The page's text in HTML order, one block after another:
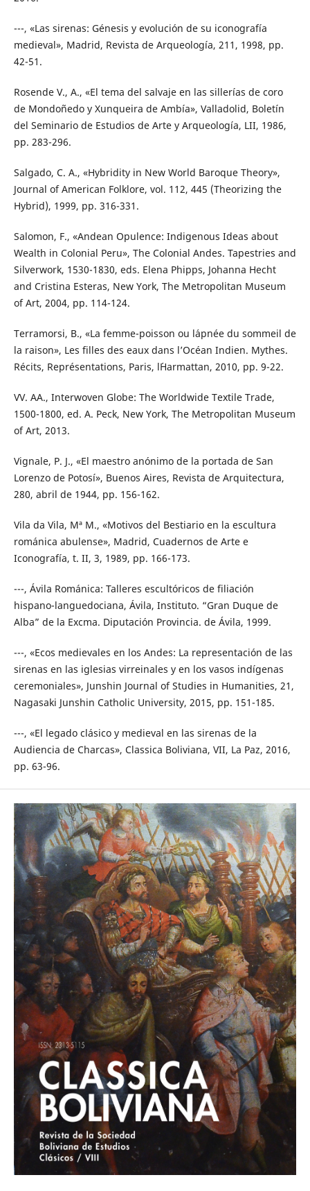
---, «Las sirenas: Génesis y evolución de su iconografía
medieval», Madrid, Revista de Arqueología, 211, 1998, pp.
42-51.
Rosende V., A., «El tema del salvaje en las sillerías de coro
de Mondoñedo y Xunqueira de Ambía», Valladolid, Boletín
del Seminario de Estudios de Arte y Arqueología, LII, 1986,
pp. 283-296.
Salgado, C. A., «Hybridity in New World Baroque Theory»,
Journal of American Folklore, vol. 112, 445 (Theorizing the
Hybrid), 1999, pp. 316-331.
Salomon, F., «Andean Opulence: Indigenous Ideas about
Wealth in Colonial Peru», The Colonial Andes. Tapestries and
Silverwork, 1530-1830, eds. Elena Phipps, Johanna Hecht
and Cristina Esteras, New York, The Metropolitan Museum
of Art, 2004, pp. 114-124.
Terramorsi, B., «La femme-poisson ou l´apnée du sommeil de
la raison», Les filles des eaux dans l’Océan Indien. Mythes.
Récits, Représentations, Paris, l´Harmattan, 2010, pp. 9-22.
VV. AA., Interwoven Globe: The Worldwide Textile Trade,
1500-1800, ed. A. Peck, New York, The Metropolitan Museum
of Art, 2013.
Vignale, P. J., «El maestro anónimo de la portada de San
Lorenzo de Potosí», Buenos Aires, Revista de Arquitectura,
280, abril de 1944, pp. 156-162.
Vila da Vila, Mª M., «Motivos del Bestiario en la escultura
románica abulense», Madrid, Cuadernos de Arte e
Iconografía, t. II, 3, 1989, pp. 166-173.
---, Ávila Románica: Talleres escultóricos de filiación
hispano-languedociana, Ávila, Instituto. “Gran Duque de
Alba” de la Excma. Diputación Provincia. de Ávila, 1999.
---, «Ecos medievales en los Andes: La representación de las
sirenas en las iglesias virreinales y en los vasos indígenas
ceremoniales», Junshin Journal of Studies in Humanities, 21,
Nagasaki Junshin Catholic University, 2015, pp. 151-185.
---, «El legado clásico y medieval en las sirenas de la
Audiencia de Charcas», Classica Boliviana, VII, La Paz, 2016,
pp. 63-96.